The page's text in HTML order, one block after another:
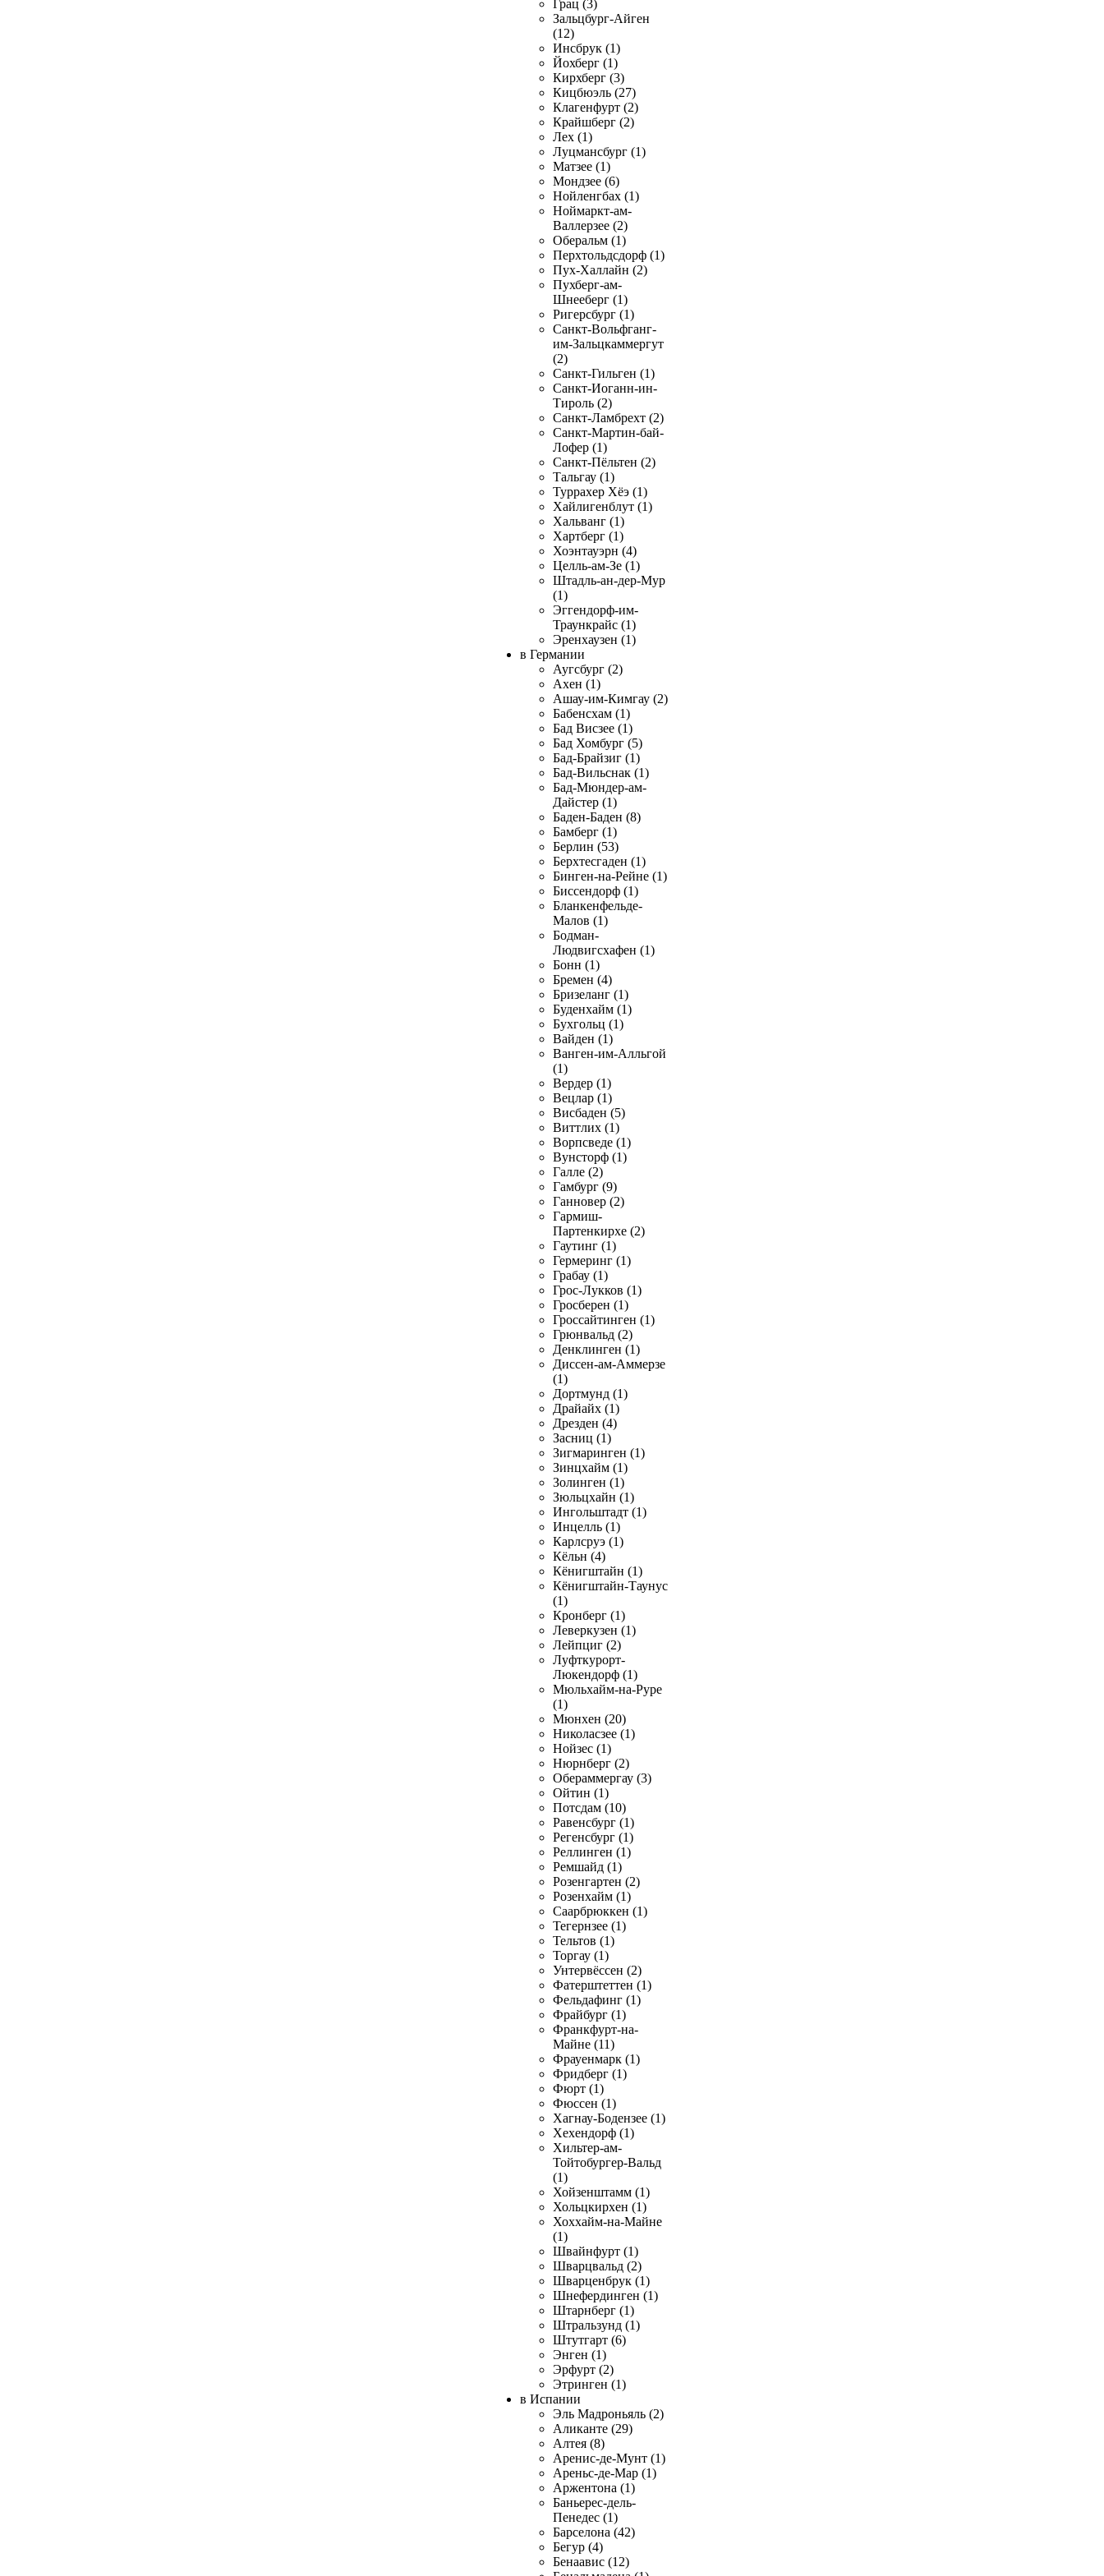
Грац (3)
Зальцбург-Айген
(12)
Инсбрук (1)
Йохберг (1)
Кирхберг (3)
Кицбюэль (27)
Клагенфурт (2)
Крайшберг (2)
Лех (1)
Луцмансбург (1)
Матзее (1)
Мондзее (6)
Нойленгбах (1)
Ноймаркт-ам-
Валлерзее (2)
Оберальм (1)
Перхтольдсдорф (1)
Пух-Халлайн (2)
Пухберг-ам-
Шнееберг (1)
Ригерсбург (1)
Санкт-Вольфганг-
им-Зальцкаммергут
(2)
Санкт-Гильген (1)
Санкт-Иоганн-ин-
Тироль (2)
Санкт-Ламбрехт (2)
Санкт-Мартин-бай-
Лофер (1)
Санкт-Пёльтен (2)
Тальгау (1)
Туррахер Хёэ (1)
Хайлигенблут (1)
Хальванг (1)
Хартберг (1)
Хоэнтауэрн (4)
Целль-ам-Зе (1)
Штадль-ан-дер-Мур
(1)
Эггендорф-им-
Траункрайс (1)
Эренхаузен (1)
в Германии
Аугсбург (2)
Ахен (1)
Ашау-им-Кимгау (2)
Бабенсхам (1)
Бад Висзее (1)
Бад Хомбург (5)
Бад-Брайзиг (1)
Бад-Вильснак (1)
Бад-Мюндер-ам-
Дайстер (1)
Баден-Баден (8)
Бамберг (1)
Берлин (53)
Берхтесгаден (1)
Бинген-на-Рейне (1)
Биссендорф (1)
Бланкенфельде-
Малов (1)
Бодман-
Людвигсхафен (1)
Бонн (1)
Бремен (4)
Бризеланг (1)
Буденхайм (1)
Бухгольц (1)
Вайден (1)
Ванген-им-Алльгой
(1)
Вердер (1)
Вецлар (1)
Висбаден (5)
Виттлих (1)
Ворпсведе (1)
Вунсторф (1)
Галле (2)
Гамбург (9)
Ганновер (2)
Гармиш-
Партенкирхе (2)
Гаутинг (1)
Гермеринг (1)
Грабау (1)
Грос-Лукков (1)
Гросберен (1)
Гроссайтинген (1)
Грюнвальд (2)
Денклинген (1)
Диссен-ам-Аммерзе
(1)
Дортмунд (1)
Драйайх (1)
Дрезден (4)
Засниц (1)
Зигмаринген (1)
Зинцхайм (1)
Золинген (1)
Зюльцхайн (1)
Ингольштадт (1)
Инцелль (1)
Карлсруэ (1)
Кёльн (4)
Кёнигштайн (1)
Кёнигштайн-Таунус
(1)
Кронберг (1)
Леверкузен (1)
Лейпциг (2)
Луфткурорт-
Люкендорф (1)
Мюльхайм-на-Руре
(1)
Мюнхен (20)
Николасзее (1)
Нойзес (1)
Нюрнберг (2)
Обераммергау (3)
Ойтин (1)
Потсдам (10)
Равенсбург (1)
Регенсбург (1)
Реллинген (1)
Ремшайд (1)
Розенгартен (2)
Розенхайм (1)
Саарбрюккен (1)
Тегернзее (1)
Тельтов (1)
Торгау (1)
Унтервёссен (2)
Фатерштеттен (1)
Фельдафинг (1)
Фрайбург (1)
Франкфурт-на-
Майне (11)
Фрауенмарк (1)
Фридберг (1)
Фюрт (1)
Фюссен (1)
Хагнау-Бодензее (1)
Хехендорф (1)
Хильтер-ам-
Тойтобургер-Вальд
(1)
Хойзенштамм (1)
Хольцкирхен (1)
Хоххайм-на-Майне
(1)
Швайнфурт (1)
Шварцвальд (2)
Шварценбрук (1)
Шнефердинген (1)
Штарнберг (1)
Штральзунд (1)
Штутгарт (6)
Энген (1)
Эрфурт (2)
Этринген (1)
в Испании
Эль Мадроньяль (2)
Аликанте (29)
Алтея (8)
Аренис-де-Мунт (1)
Ареньс-де-Мар (1)
Аржентона (1)
Баньерес-дель-
Пенедес (1)
Барселона (42)
Бегур (4)
Бенаавис (12)